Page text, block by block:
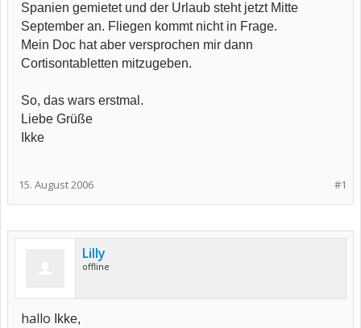
Spanien gemietet und der Urlaub steht jetzt Mitte
September an. Fliegen kommt nicht in Frage.
Mein Doc hat aber versprochen mir dann
Cortisontabletten mitzugeben.
So, das wars erstmal.
Liebe Grüße
Ikke
#1
15. August 2006
Lilly
offline
hallo Ikke,